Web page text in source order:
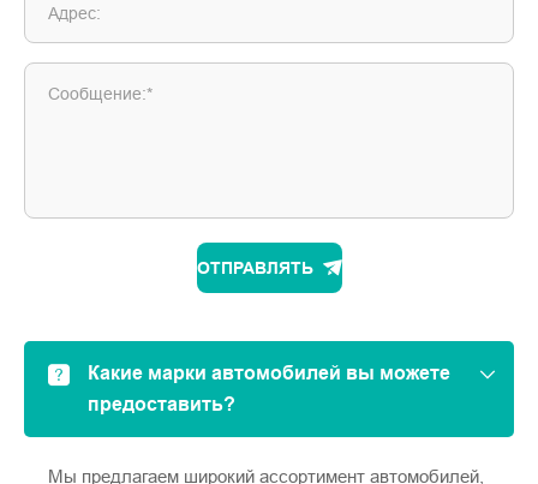
Адрес:
Сообщение:*
ОТПРАВЛЯТЬ
Какие марки автомобилей вы можете
предоставить?
Мы предлагаем широкий ассортимент автомобилей,